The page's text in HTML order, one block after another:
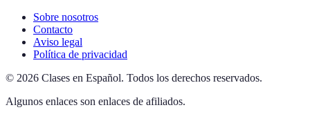
Sobre nosotros
Contacto
Aviso legal
Política de privacidad
© 2026 Clases en Español. Todos los derechos reservados.
Algunos enlaces son enlaces de afiliados.